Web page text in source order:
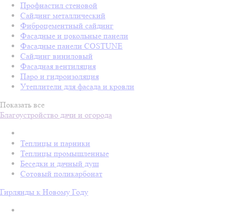
Профнастил стеновой
Сайдинг металлический
Фиброцементный сайдинг
Фасадные и цокольные панели
Фасадные панели COSTUNE
Сайдинг виниловый
Фасадная вентиляция
Паро и гидроизоляция
Утеплители для фасада и кровли
Показать все
Благоустройство дачи и огорода
Теплицы и парники
Теплицы промышленные
Беседки и дачный душ
Сотовый поликарбонат
Гирлянды к Новому Году